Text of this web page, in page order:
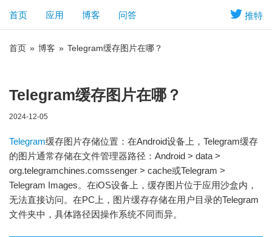
推特
首页 应用 博客 问答
首页 » 博客 » Telegram缓存图片在哪？
Telegram缓存图片在哪？
2024-12-05
Telegram缓存图片存储位置：在Android设备上，Telegram缓存
的图片通常存储在文件管理器路径：Android > data >
org.telegramchines.comssenger > cache或Telegram >
Telegram Images。在iOS设备上，缓存图片位于应用沙盒内，
无法直接访问。在PC上，图片缓存存储在用户目录的Telegram
文件夹中，具体路径因操作系统不同而异。